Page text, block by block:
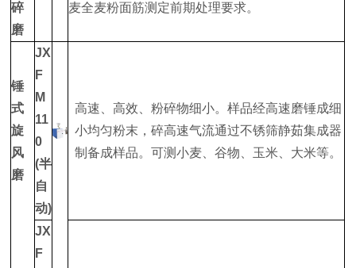
碎
磨
麦全麦粉面筋测定前期处理要求。
锤
式
旋
风
磨
JX
F
M
11
0
(半
自
动)
高速、高效、粉碎物细小。样品经高速磨锤成细
小均匀粉末，碎高速气流通过不锈筛静茹集成器
制备成样品。可测小麦、谷物、玉米、大米等。
JX
F